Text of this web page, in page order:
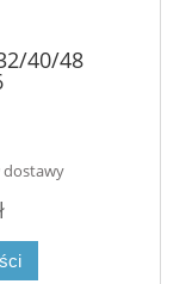
40/48
dostawy